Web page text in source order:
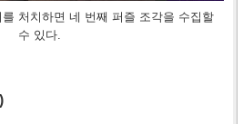
처치하면 네 번째 퍼즐 조각을 수집할
수 있다.